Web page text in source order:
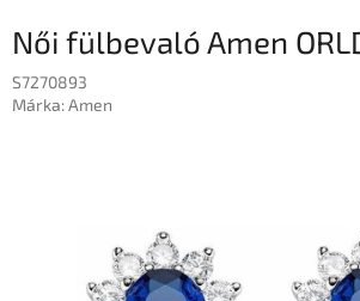
Női fülbevaló Amen
S7270893
Márka:Amen